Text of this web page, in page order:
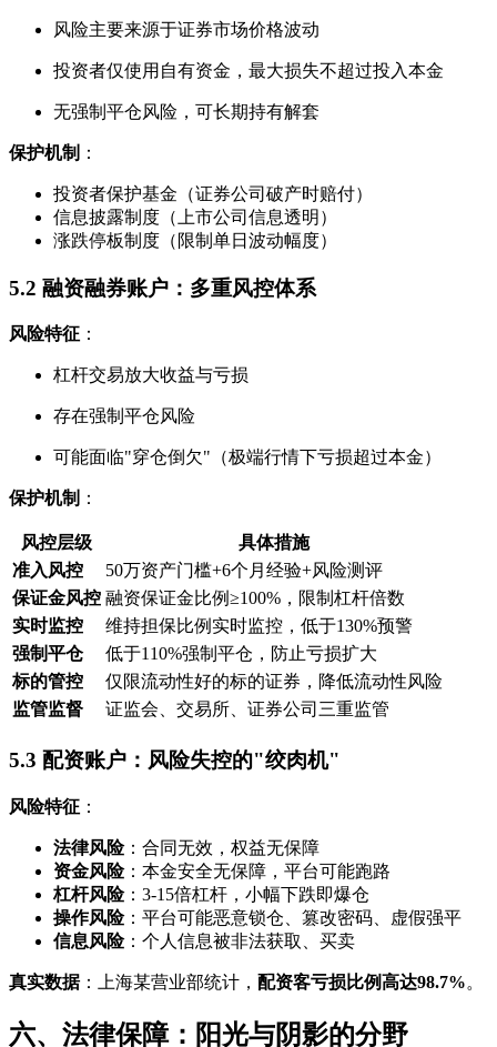
风险主要来源于证券市场价格波动
投资者仅使用自有资金，最大损失不超过投入本金
无强制平仓风险，可长期持有解套
保护机制 ：
投资者保护基金（证券公司破产时赔付）
信息披露制度（上市公司信息透明）
涨跌停板制度（限制单日波动幅度）
5.2 融资融券账户：多重风控体系
风险特征 ：
杠杆交易放大收益与亏损
存在强制平仓风险
可能面临"穿仓倒欠"（极端行情下亏损超过本金）
保护机制 ：
风控层级
具体措施
准入风控
50万资产门槛+6个月经验+风险测评
保证金风控 融资保证金比例≥100%，限制杠杆倍数
实时监控
维持担保比例实时监控，低于130%预警
强制平仓
低于110%强制平仓，防止亏损扩大
标的管控
仅限流动性好的标的证券，降低流动性风险
监管监督
证监会、交易所、证券公司三重监管
5.3 配资账户：风险失控的"绞肉机"
风险特征 ：
法律风险：合同无效，权益无保障
资金风险：本金安全无保障，平台可能跑路
杠杆风险：3-15倍杠杆，小幅下跌即爆仓
操作风险：平台可能恶意锁仓、篡改密码、虚假强平
信息风险：个人信息被非法获取、买卖
真实数据：上海某营业部统计， 配资客亏损比例高达98.7%。
六、法律保障：阳光与阴影的分野